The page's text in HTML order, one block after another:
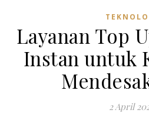
Layanan Top
Instan untuk
2 April